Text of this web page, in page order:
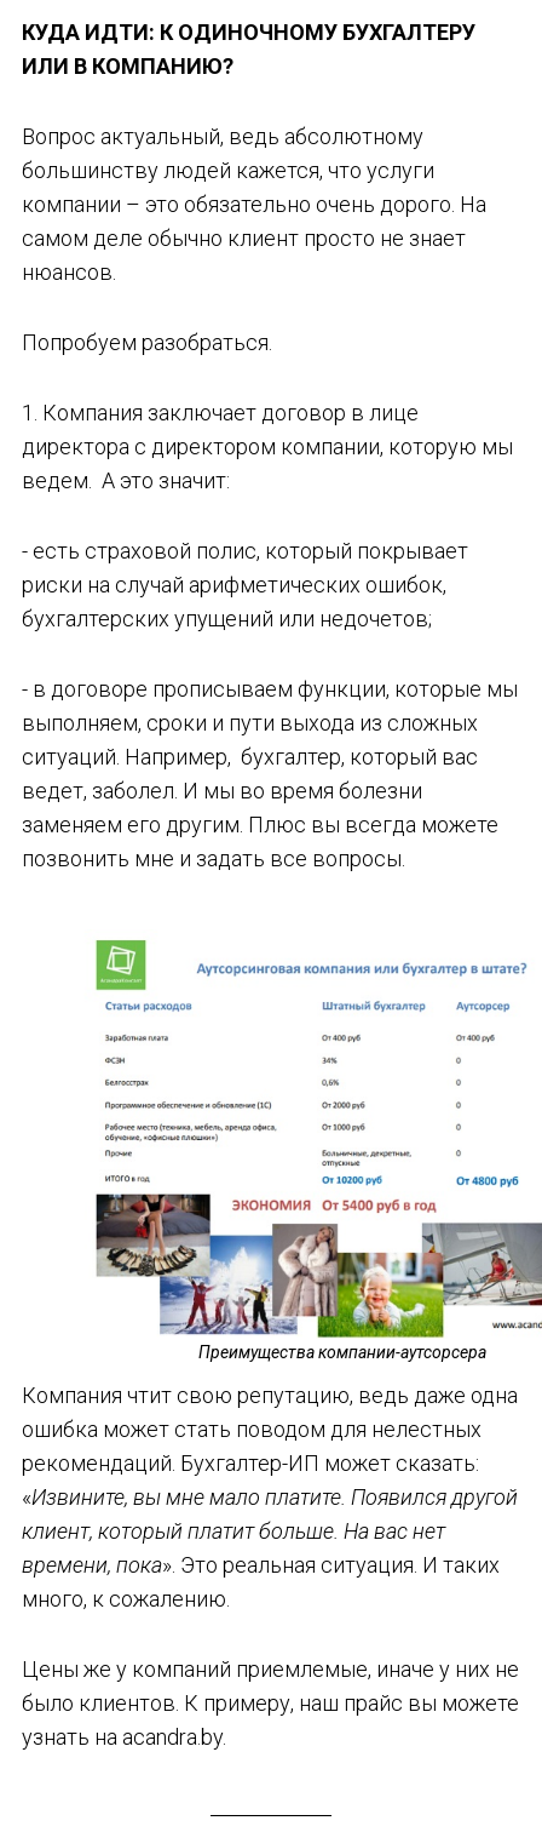
КУДА ИДТИ: К ОДИНОЧНОМУ БУХГАЛТЕРУ
ИЛИ В КОМПАНИЮ?
Вопрос актуальный, ведь абсолютному
большинству людей кажется, что услуги
компании – это обязательно очень дорого. На
самом деле обычно клиент просто не знает
нюансов.
Попробуем разобраться.
1. Компания заключает договор в лице
директора с директором компании, которую мы
ведем. А это значит:
- есть страховой полис, который покрывает
риски на случай арифметических ошибок,
бухгалтерских упущений или недочетов;
- в договоре прописываем функции, которые мы
выполняем, сроки и пути выхода из сложных
ситуаций. Например, бухгалтер, который вас
ведет, заболел. И мы во время болезни
заменяем его другим. Плюс вы всегда можете
позвонить мне и задать все вопросы.
Преимущества компании-аутсорсера
Компания чтит свою репутацию, ведь даже одна
ошибка может стать поводом для нелестных
рекомендаций. Бухгалтер-ИП может сказать:
«Извините, вы мне мало платите. Появился другой
клиент, который платит больше. На вас нет
времени, пока». Это реальная ситуация. И таких
много, к сожалению.
Цены же у компаний приемлемые, иначе у них не
было клиентов. К примеру, наш прайс вы можете
узнать на acandra.by.